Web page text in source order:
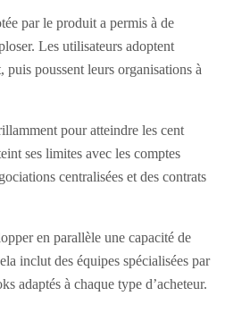
par le produit a permis à de
Les utilisateurs adoptent
puis poussent leurs organisations à
pour atteindre les cent
ses limites avec les comptes
centralisées et des contrats
en parallèle une capacité de
inclut des équipes spécialisées par
adaptés à chaque type d’acheteur.